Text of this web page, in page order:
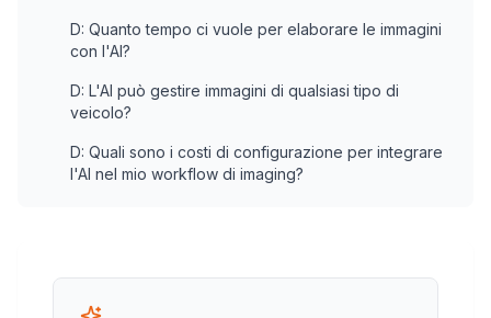
D: Quanto tempo ci vuole per elaborare le immagini
con l'AI?
D: L'AI può gestire immagini di qualsiasi tipo di
veicolo?
D: Quali sono i costi di configurazione per integrare
l'AI nel mio workflow di imaging?